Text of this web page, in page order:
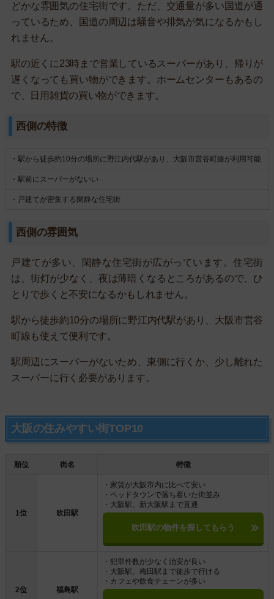
どかな雰囲気の住宅街です。ただ、交通量が多い国道が通
っているため、国道の周辺は騒音や排気が気になるかもし
れません。
駅の近くに23時まで営業しているスーパーがあり、帰りが
遅くなっても買い物ができます。ホームセンターもあるの
で、日用雑貨の買い物ができます。
西側の特徴
・駅から徒歩約10分の場所に野江内代駅があり、大阪市営谷町線が利用可能
・駅前にスーパーがないい
・戸建てが密集する閑静な住宅街
西側の雰囲気
戸建てが多い、閑静な住宅街が広がっています。住宅街
は、街灯が少なく、夜は薄暗くなるところがあるので、ひ
とりで歩くと不安になるかもしれません。
駅から徒歩約10分の場所に野江内代駅があり、大阪市営谷
町線も使えて便利です。
駅周辺にスーパーがないため、東側に行くか、少し離れた
スーパーに行く必要があります。
大阪の住みやすい街TOP10
順位 街名 特徴
1位 吹田駅
・家賃が大阪市内に比べて安い
・ベッドタウンで落ち着いた街並み
・大阪駅、新大阪駅まで直通
吹田駅の物件を探してもらう
2位 福島駅
・犯罪件数が少なく治安が良い
・大阪駅、梅田駅まで徒歩で行ける
・カフェや飲食チェーンが多い